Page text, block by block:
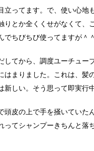
立ってます。で、使い心地
りとか全くくせがなくて、
でちびちび使ってますが＾＾
してから、調度ユーチュー
はまりました。これは、髪
新しい。そう思って即実行中
頭皮の上で手を掻いていた
ってシャンプーきちんと落